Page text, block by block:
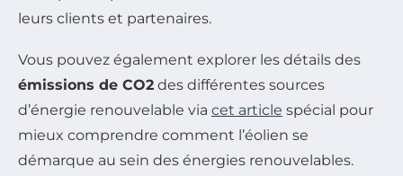
leurs clients et partenaires.
Vous pouvez également explorer les détails des
émissions de CO2 des différentes sources
d’énergie renouvelable via cet article spécial pour
mieux comprendre comment l’éolien se
démarque au sein des énergies renouvelables.